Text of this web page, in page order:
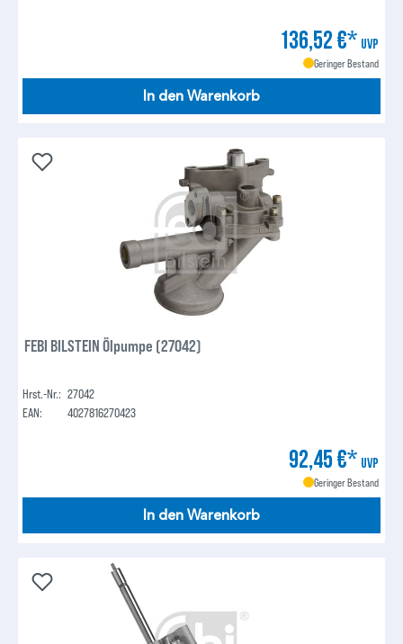
136,52 €* UVP
Geringer Bestand
In den Warenkorb
FEBI BILSTEIN Ölpumpe (27042)
Hrst.-Nr.: 27042
EAN:
4027816270423
92,45 €* UVP
Geringer Bestand
In den Warenkorb